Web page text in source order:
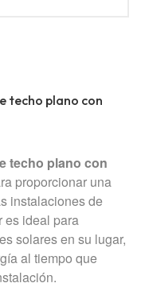
techo plano con
techo plano con
proporcionar una
instalaciones de
es ideal para
solares en su lugar,
al tiempo que